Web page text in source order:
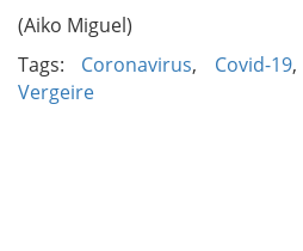
(Aiko Miguel)
Tags: Coronavirus, Covid-19,
Vergeire